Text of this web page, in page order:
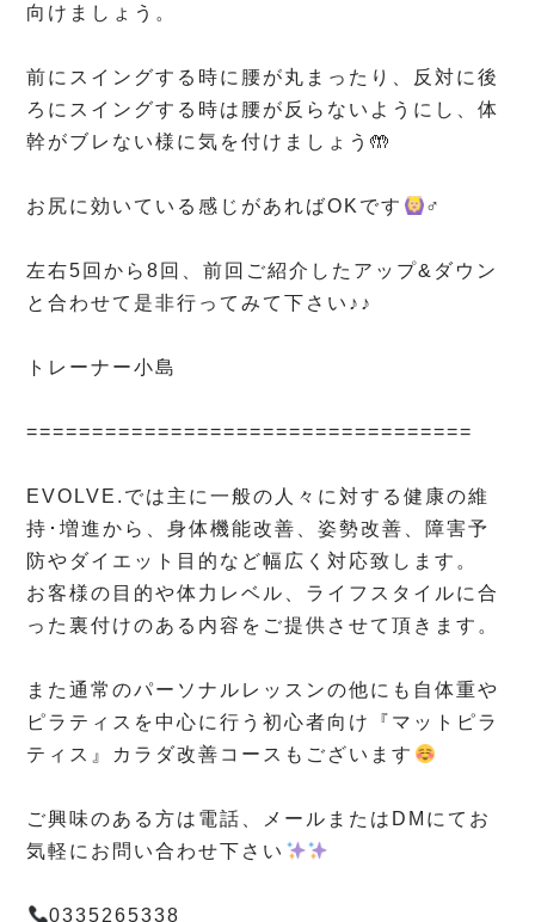
向けましょう。
前にスイングする時に腰が丸まったり、反対に後
ろにスイングする時は腰が反らないようにし、体
幹がブレない様に気を付けましょう🤲
お尻に効いている感じがあればOKです
‍♂️
左右5回から8回、前回ご紹介したアップ&ダウン
と合わせて是非行ってみて下さい♪♪
トレーナー小島
==================================
EVOLVE.では主に一般の人々に対する健康の維
持･増進から、身体機能改善、姿勢改善、障害予
防やダイエット目的など幅広く対応致します。
お客様の目的や体力レベル、ライフスタイルに合
った裏付けのある内容をご提供させて頂きます。
また通常のパーソナルレッスンの他にも自体重や
ピラティスを中心に行う初心者向け『マットピラ
ティス』カラダ改善コースもございます
ご興味のある方は電話、メールまたはDMにてお
気軽にお問い合わせ下さい
0335265338